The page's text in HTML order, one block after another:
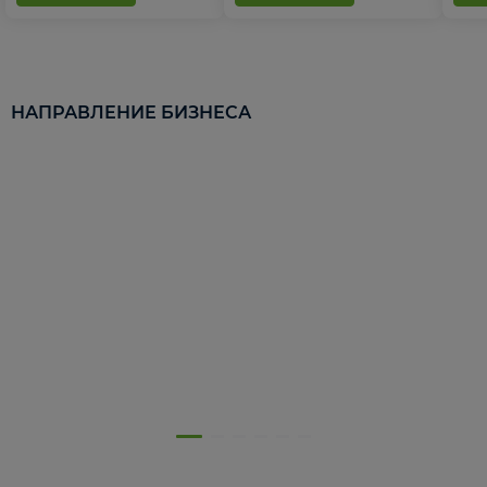
НАПРАВЛЕНИЕ БИЗНЕСА